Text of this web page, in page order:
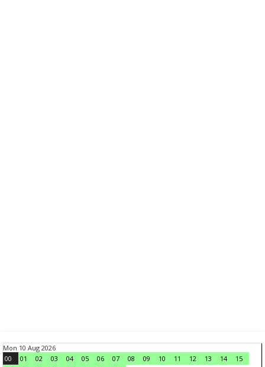
Mon 10 Aug 2026
00
01 02 03 04 05 06 07 08 09 10 11 12 13 14
15